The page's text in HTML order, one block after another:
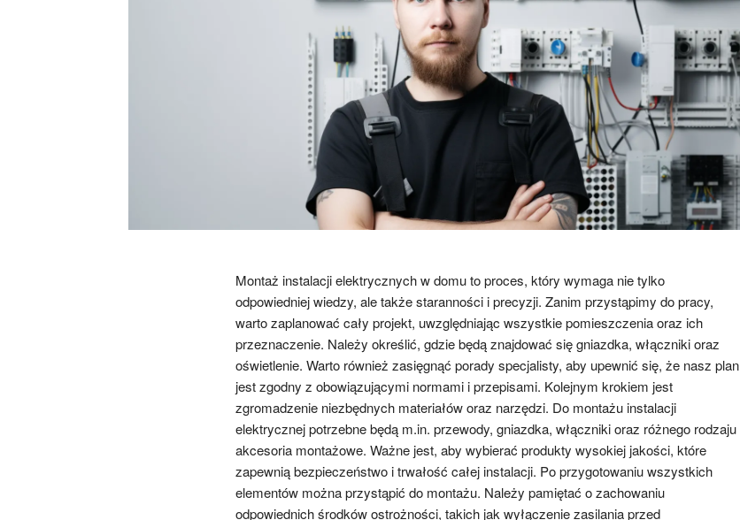
Montaż instalacji elektrycznych w domu to proces, który wymaga nie tylko
odpowiedniej wiedzy, ale także staranności i precyzji. Zanim przystąpimy do pracy,
warto zaplanować cały projekt, uwzględniając wszystkie pomieszczenia oraz ich
przeznaczenie. Należy określić, gdzie będą znajdować się gniazdka, włączniki oraz
oświetlenie. Warto również zasięgnąć porady specjalisty, aby upewnić się, że nasz plan
jest zgodny z obowiązującymi normami i przepisami. Kolejnym krokiem jest
zgromadzenie niezbędnych materiałów oraz narzędzi. Do montażu instalacji
elektrycznej potrzebne będą m.in. przewody, gniazdka, włączniki oraz różnego rodzaju
akcesoria montażowe. Ważne jest, aby wybierać produkty wysokiej jakości, które
zapewnią bezpieczeństwo i trwałość całej instalacji. Po przygotowaniu wszystkich
elementów można przystąpić do montażu. Należy pamiętać o zachowaniu
odpowiednich środków ostrożności, takich jak wyłączenie zasilania przed